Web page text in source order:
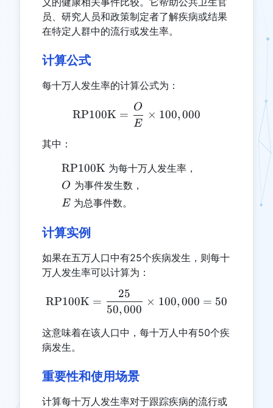
员、研究人员和政策制定者了解疾病或结果
在特定人群中的流行或发生率。
计算公式
每十万人发生率的计算公式为：
\text{RP100K} =
RP100K =
E
O
× 100,000
其中：
\text{RP100K}
RP100K 为每十万人发生率，
O
O 为事件发生数，
E
E 为总事件数。
计算实例
如果在五万人口中有25个疾病发生，则每十
万人发生率可以计算为：
\text{RP100K} =
RP100K =
50,000
25
× 100,000 = 50
这意味着在该人口中，每十万人中有50个疾
病发生。
重要性和使用场景
计算每十万人发生率对于跟踪疾病的流行或